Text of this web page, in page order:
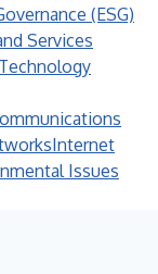
(ESG)
Services
Internet
Issues